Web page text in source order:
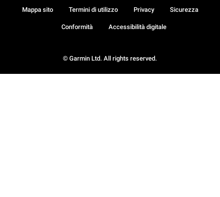
© Garmin Ltd. All rights reserved.
Mappa sito Termini di utilizzo Privacy Sicurezza
Conformità Accessibilità digitale